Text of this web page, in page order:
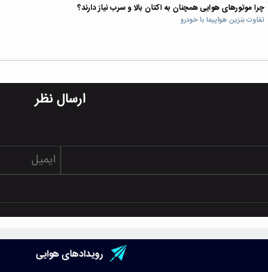
چرا موتورهای هوایی همچنان به اکتان بالا و سرب نیاز دارند؟
تفاوت بنزین هواپیما با خودرو
ارسال نظر
رویدادهای هوایی